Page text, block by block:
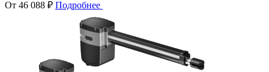
От 46 088 ₽ Подробнее